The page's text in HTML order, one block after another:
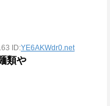
ID:YE6AKWdr0.net
類や